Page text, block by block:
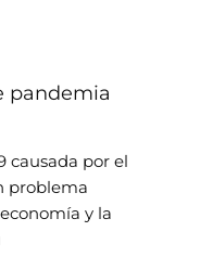
pandemia
causada por el
problema
y la